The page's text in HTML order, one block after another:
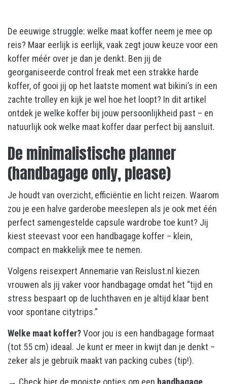
De eeuwige struggle: welke maat koffer neem je mee op
reis? Maar eerlijk is eerlijk, vaak zegt jouw keuze voor een
koffer méér over je dan je denkt. Ben jij de
georganiseerde control freak met een strakke harde
koffer, of gooi jij op het laatste moment wat bikini’s in een
zachte trolley en kijk je wel hoe het loopt? In dit artikel
ontdek je welke koffer bij jouw persoonlijkheid past – en
natuurlijk ook welke maat koffer daar perfect bij aansluit.
De minimalistische planner
(handbagage only, please)
Je houdt van overzicht, efficiëntie en licht reizen. Waarom
zou je een halve garderobe meeslepen als je ook met één
perfect samengestelde capsule wardrobe toe kunt? Jij
kiest steevast voor een handbagage koffer – klein,
compact en makkelijk mee te nemen.
Volgens reisexpert Annemarie van Reislust.nl kiezen
vrouwen als jij vaker voor handbagage omdat het “tijd en
stress bespaart op de luchthaven en je altijd klaar bent
voor spontane citytrips.”
Welke maat koffer?Voor jou is een handbagage formaat
(tot 55 cm) ideaal. Je kunt er meer in kwijt dan je denkt –
zeker als je gebruik maakt van packing cubes (tip!).
→ Check hier de mooiste opties om een handbagage